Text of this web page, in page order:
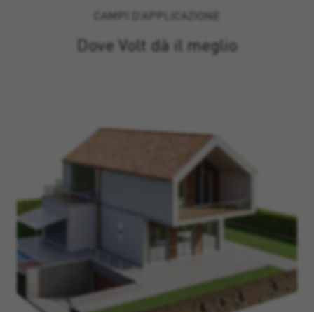
CAMPI D’APPLICAZIONE
Dove Volt dà il meglio